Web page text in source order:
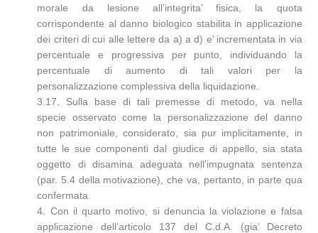
morale da lesione all’integrita’ fisica, la quota
corrispondente al danno biologico stabilita in applicazione
dei criteri di cui alle lettere da a) a d) e’ incrementata in via
percentuale e progressiva per punto, individuando la
percentuale di aumento di tali valori per la
personalizzazione complessiva della liquidazione.
3.17. Sulla base di tali premesse di metodo, va nella
specie osservato come la personalizzazione del danno
non patrimoniale, considerato, sia pur implicitamente, in
tutte le sue componenti dal giudice di appello, sia stata
oggetto di disamina adeguata nell’impugnata sentenza
(par. 5.4 della motivazione), che va, pertanto, in parte qua
confermata.
4. Con il quarto motivo, si denuncia la violazione e falsa
applicazione dell’articolo 137 del C.d.A. (gia’ Decreto